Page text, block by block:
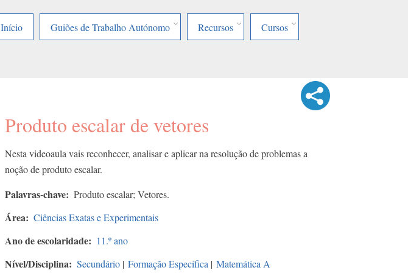
Início
Guiões de Trabalho Autónomo Recursos Cursos
Produto escalar de vetores
Nesta videoaula vais reconhecer, analisar e aplicar na resolução de problemas a
noção de produto escalar.
Palavras-chave Produto escalar; Vetores.
Área Ciências Exatas e Experimentais
Ano de escolaridade 11.º ano
Nível/Disciplina Secundário | Formação Específica | Matemática A